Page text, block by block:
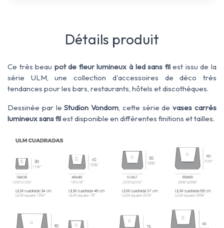
Détails produit
Ce très beau pot de fleur lumineux à led sans filest issu de la
série ULM, une collection d'accessoires de déco très
tendances pour les bars, restaurants, hôtels et discothèques.
Dessinée par leStudion Vondom, cette série devases carrés
lumineux sans filestdisponible en différentes finitions ettailles.